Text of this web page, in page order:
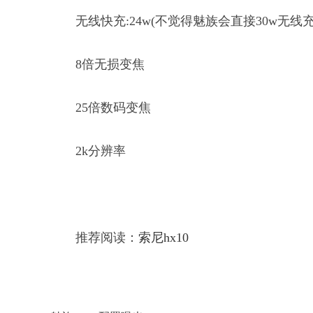
无线快充:24w(不觉得魅族会直接30w无线
8倍无损变焦
25倍数码变焦
2k分辨率
推荐阅读： 索尼hx10